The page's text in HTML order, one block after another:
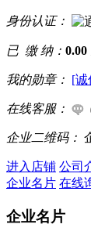
身份认证：
已 缴 纳： 0.00
我的勋章： [诚
在线客服：
企业二维码：
进入店铺 公司
企业名片 在线
企业名片